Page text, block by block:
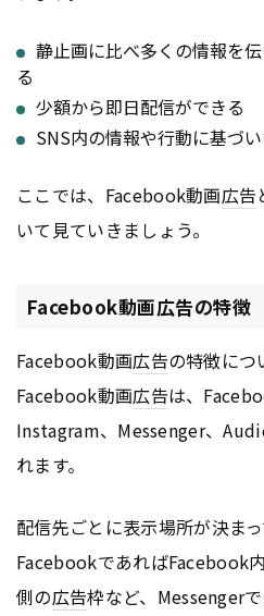
静止画に比べ多くの情報を
る
少額から即日配信ができる
SNS内の情報や行動に基づ
ここでは、Facebook動画広告
いて見ていきましょう。
Facebook動画広告の特徴
Facebook動画広告の特徴につ
Facebook動画広告は、
Instagram、Messenger、
れます。
配信先ごとに表示場所が決まっ
FacebookであればFacebook
側の広告枠など、Messenger